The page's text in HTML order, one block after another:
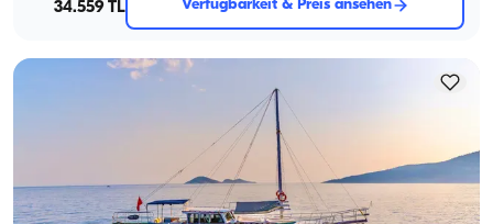
34.559 TL
Verfügbarkeit & Preis ansehen